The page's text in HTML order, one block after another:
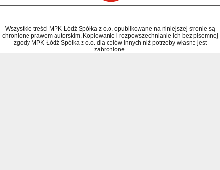
Wszystkie treści MPK-Łódź Spółka z o.o. opublikowane na niniejszej stronie są
chronione prawem autorskim. Kopiowanie i rozpowszechnianie ich bez pisemnej
zgody MPK-Łódź Spółka z o.o. dla celów innych niż potrzeby własne jest
zabronione.